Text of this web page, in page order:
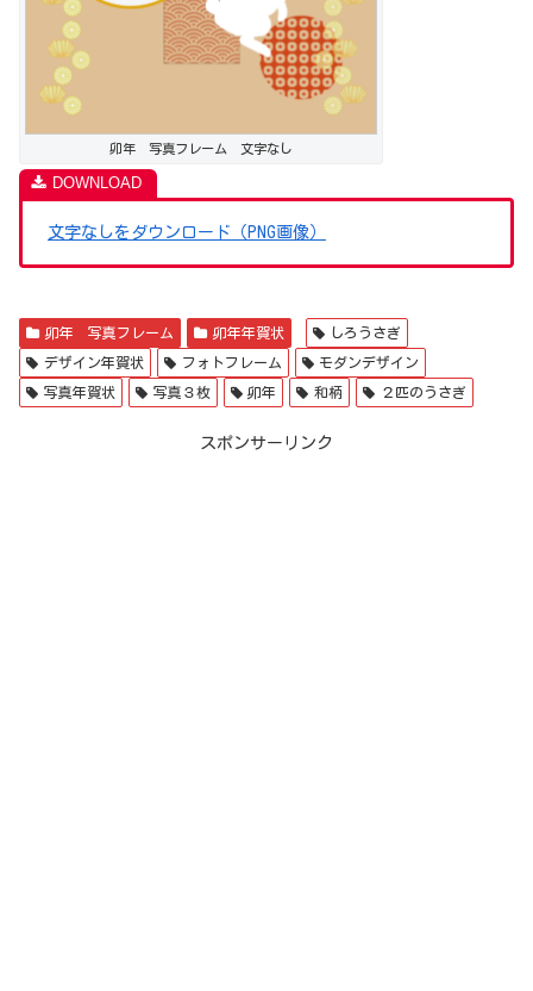
卯年 写真フレーム 文字なし
文字なしをダウンロード（PNG画像）
卯年 写真フレーム 卯年年賀状 しろうさぎ
デザイン年賀状 フォトフレーム モダンデザイン
写真年賀状 写真３枚 卯年 和柄 ２匹のうさぎ
スポンサーリンク